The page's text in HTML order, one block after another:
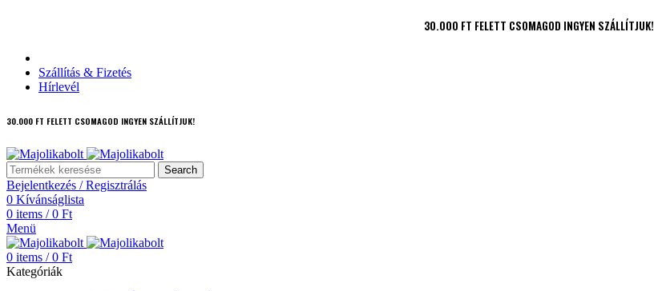
30.000 FT FELETT CSOMAGOD INGYEN SZÁLLÍTJUK!
Szállítás & Fizetés
Hírlevél
30.000 FT FELETT CSOMAGOD INGYEN SZÁLLÍTJUK!
Search
Bejelentkezés / Regisztrálás
0 Kívánságlista
0 items / 0 Ft
Menü
0 items / 0 Ft
Kategóriák